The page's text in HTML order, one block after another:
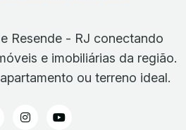
Resende - RJ conectando
e imobiliárias da região.
ou terreno ideal.